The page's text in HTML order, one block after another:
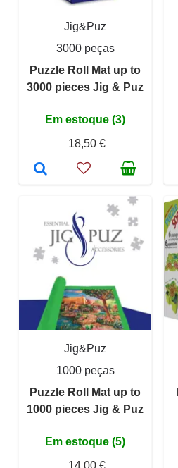
Jig&Puz
3000 peças
Puzzle Roll Mat up to
3000 pieces Jig & Puz
Em estoque (3)
18,50 €
Jig&Puz
1000 peças
Puzzle Roll Mat up to
1000 pieces Jig & Puz
Em estoque (5)